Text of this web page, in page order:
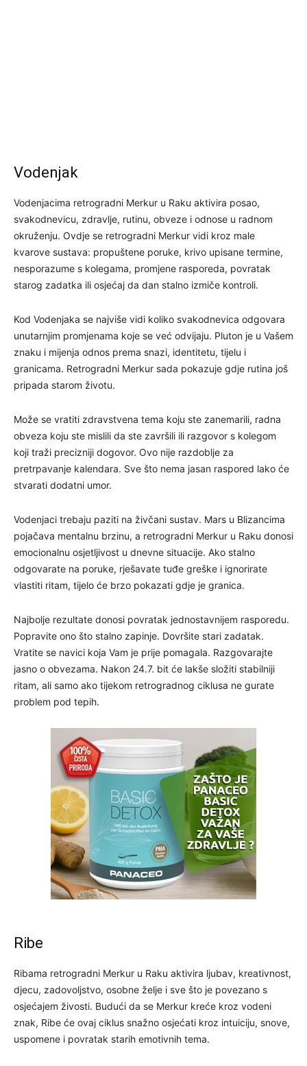
Vodenjak
Vodenjacima retrogradni Merkur u Raku aktivira posao,
svakodnevicu, zdravlje, rutinu, obveze i odnose u radnom
okruženju. Ovdje se retrogradni Merkur vidi kroz male
kvarove sustava: propuštene poruke, krivo upisane termine,
nesporazume s kolegama, promjene rasporeda, povratak
starog zadatka ili osjećaj da dan stalno izmiče kontroli.
Kod Vodenjaka se najviše vidi koliko svakodnevica odgovara
unutarnjim promjenama koje se već odvijaju. Pluton je u Vašem
znaku i mijenja odnos prema snazi, identitetu, tijelu i
granicama. Retrogradni Merkur sada pokazuje gdje rutina još
pripada starom životu.
Može se vratiti zdravstvena tema koju ste zanemarili, radna
obveza koju ste mislili da ste završili ili razgovor s kolegom
koji traži precizniji dogovor. Ovo nije razdoblje za
pretrpavanje kalendara. Sve što nema jasan raspored lako će
stvarati dodatni umor.
Vodenjaci trebaju paziti na živčani sustav. Mars u Blizancima
pojačava mentalnu brzinu, a retrogradni Merkur u Raku donosi
emocionalnu osjetljivost u dnevne situacije. Ako stalno
odgovarate na poruke, rješavate tuđe greške i ignorirate
vlastiti ritam, tijelo će brzo pokazati gdje je granica.
Najbolje rezultate donosi povratak jednostavnijem rasporedu.
Popravite ono što stalno zapinje. Dovršite stari zadatak.
Vratite se navici koja Vam je prije pomagala. Razgovarajte
jasno o obvezama. Nakon 24.7. bit će lakše složiti stabilniji
ritam, ali samo ako tijekom retrogradnog ciklusa ne gurate
problem pod tepih.
Ribe
Ribama retrogradni Merkur u Raku aktivira ljubav, kreativnost,
djecu, zadovoljstvo, osobne želje i sve što je povezano s
osjećajem živosti. Budući da se Merkur kreće kroz vodeni
znak, Ribe će ovaj ciklus snažno osjećati kroz intuiciju, snove,
uspomene i povratak starih emotivnih tema.